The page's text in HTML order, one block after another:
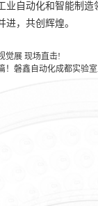
业自动化和智能制
进，共创辉煌。
觉展 现场直击!
！磐鑫自动化成都实验